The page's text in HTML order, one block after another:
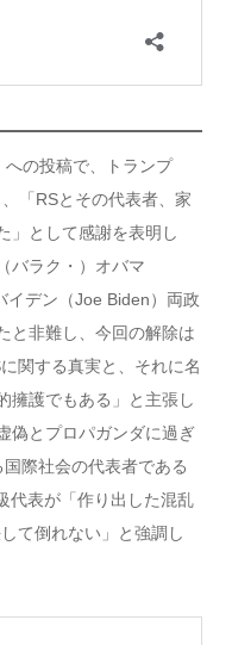
への投稿で、トランプ
「RSとその代表者、家
」として感謝を表明し
バラク・）オバマ
イデン（Joe Biden）両政
と非難し、今回の解除は
関する真実と、それに名
擁護でもある」と主張し
偽とプロパガンダに過ぎ
際社会の代表者である
代表が「作り出した混乱
て倒れない」と強調し